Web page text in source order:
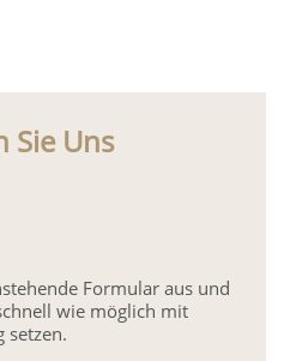
Sie Uns
Formular aus und
wie möglich mit
setzen.